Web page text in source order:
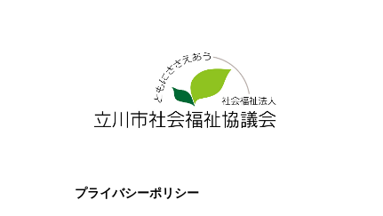
プライバシーポリシー